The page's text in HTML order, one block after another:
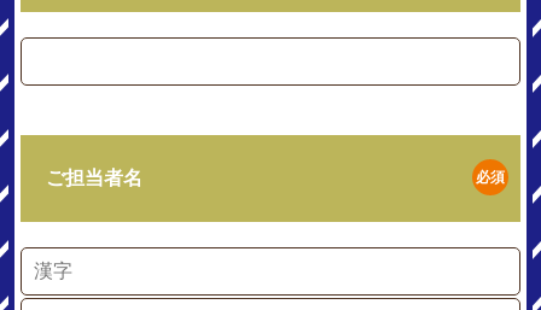
ご担当者名 必須